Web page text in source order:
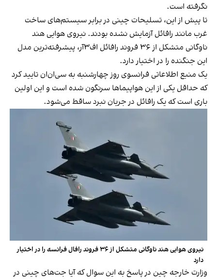
نگرفته است.
تا پیش از این، تسلیحات چینی در برابر سیستم‌های ساخت
غرب مانند رافائل آزمایش نشده بودند. نیروی هوایی هند
ناوگانی متشکل از ۳۶ فروند رافائل اف‌۳آر، پیشرفته‌ترین مدل
این جنگنده را در اختیار دارد.
یک منبع اطلاعاتی فرانسوی روز چهارشنبه به سی‌ان‌ان تایید کرد
که حداقل یکی از این هواپیماها سرنگون شده است و این اولین
باری است که یک رافائل در جریان نبرد ساقط می‌شود.
نیروی هوایی هند ناوگانی متشکل از ۳۶ فروند رافال فرانسه را در اختیار
دارد
وزارت خارجه چین در پاسخ به این سوال که آیا جت‌های چینی در